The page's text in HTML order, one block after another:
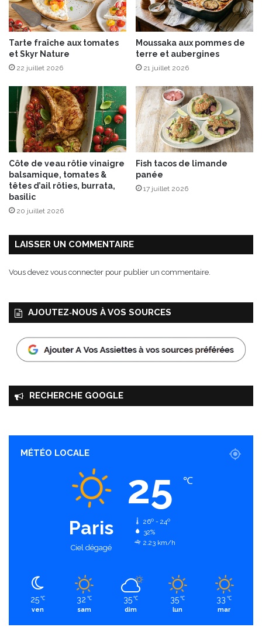
t
e
s
e
t
à
c
i
s
s
e
r
u
Tarte fraîche aux tomates
et Skyr Nature
22 juillet 2026
Moussaka aux pommes de
terre et aubergines
21 juillet 2026
Côte de veau rôtie vinaigre
balsamique, tomates &
têtes d’ail rôties, burrata,
basilic
20 juillet 2026
Fish tacos de limande
panée
17 juillet 2026
LAISSER UN COMMENTAIRE
Vous devez vous connecter pour publier un commentaire.
AJOUTEZ‑NOUS À VOS SOURCES
RECHERCHE GOOGLE
MÉTÉO LOCALE
Paris
Ciel dégagé
25 ℃
26º - 24º
32%
2.23 km/h
25 ℃
ven
32 ℃
sam
35 ℃
dim
35 ℃
lun
33 ℃
mar